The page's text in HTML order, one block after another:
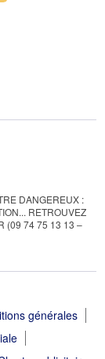
DANGEREUX :
RETROUVEZ
(09 74 75 13 13 –
générales